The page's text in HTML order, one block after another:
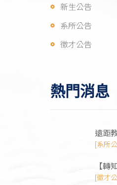
新生公告
系所公告
徵才公告
熱門消息
遠距
彈性
[系所
【
徵才
[徵才